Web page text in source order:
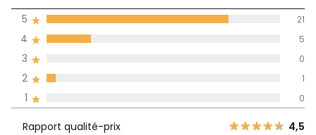
moyenne des avis
dans toutes les
4
5 4,5
1 0
2 1
3 0
4 5
5 21
Rapport qualité-prix 4,5